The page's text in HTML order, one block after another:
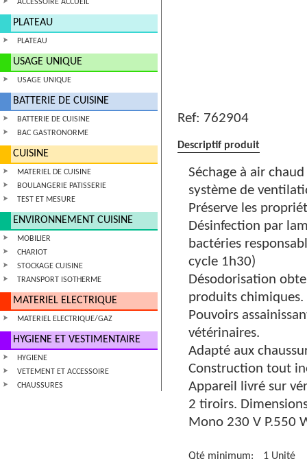
ACCESSOIRE ACCUEIL
PLATEAU
PLATEAU
USAGE UNIQUE
USAGE UNIQUE
BATTERIE DE CUISINE
BATTERIE DE CUISINE
BAC GASTRONORME
CUISINE
MATERIEL DE CUISINE
BOULANGERIE PATISSERIE
TEST ET MESURE
ENVIRONNEMENT CUISINE
MOBILIER
CHARIOT
STOCKAGE CUISINE
TRANSPORT ISOTHERME
MATERIEL ELECTRIQUE
MATERIEL ELECTRIQUE/GAZ
HYGIENE ET VESTIMENTAIRE
HYGIENE
VETEMENT ET ACCESSOIRE
CHAUSSURES
Ref: 762904
Descriptif produit
Séchage à air
système de
Préserve les
Désinfection par
bactéries
cycle 1h30)
Désodorisation
produits chimiques.
Pouvoirs
vétérinaires.
Adapté aux
Construction tout
Appareil livré sur
2 tiroirs.
Mono 230 V P.550
Qté minimum:
1 Unité